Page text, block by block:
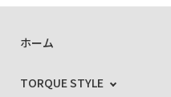
ホーム
TORQUE STYLE